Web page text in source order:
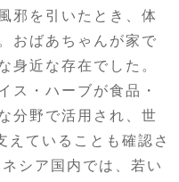
邪を引いたとき、体
おばあちゃんが家で
身近な存在でした。
ス・ハーブが食品・
分野で活用され、世
えていることも確認さ
シア国内では、若い